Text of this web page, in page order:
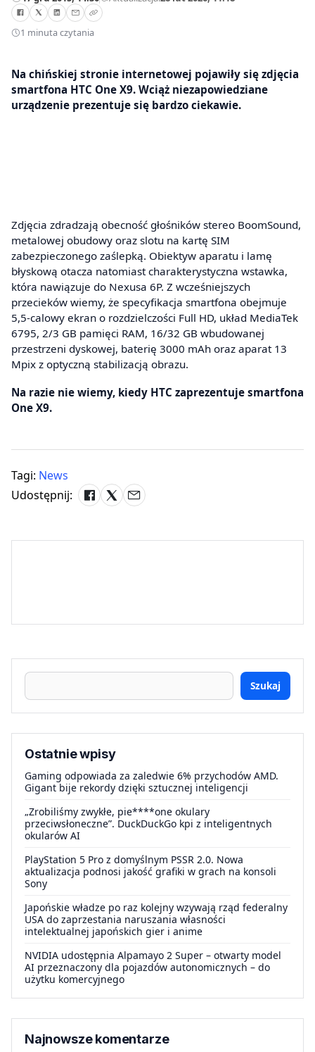
1 minuta czytania
Na chińskiej stronie internetowej pojawiły się zdjęcia
smartfona HTC One X9. Wciąż niezapowiedziane
urządzenie prezentuje się bardzo ciekawie.
Zdjęcia zdradzają obecność głośników stereo BoomSound,
metalowej obudowy oraz slotu na kartę SIM
zabezpieczonego zaślepką. Obiektyw aparatu i lamę
błyskową otacza natomiast charakterystyczna wstawka,
która nawiązuje do Nexusa 6P. Z wcześniejszych
przecieków wiemy, że specyfikacja smartfona obejmuje
5,5-calowy ekran o rozdzielczości Full HD, układ MediaTek
6795, 2/3 GB pamięci RAM, 16/32 GB wbudowanej
przestrzeni dyskowej, baterię 3000 mAh oraz aparat 13
Mpix z optyczną stabilizacją obrazu.
Na razie nie wiemy, kiedy HTC zaprezentuje smartfona
One X9.
Tagi: News
Udostępnij:
Szukaj
Ostatnie wpisy
Gaming odpowiada za zaledwie 6% przychodów AMD.
Gigant bije rekordy dzięki sztucznej inteligencji
„Zrobiliśmy zwykłe, pie****one okulary
przeciwsłoneczne”. DuckDuckGo kpi z inteligentnych
okularów AI
PlayStation 5 Pro z domyślnym PSSR 2.0. Nowa
aktualizacja podnosi jakość grafiki w grach na konsoli
Sony
Japońskie władze po raz kolejny wzywają rząd federalny
USA do zaprzestania naruszania własności
intelektualnej japońskich gier i anime
NVIDIA udostępnia Alpamayo 2 Super – otwarty model
AI przeznaczony dla pojazdów autonomicznych – do
użytku komercyjnego
Najnowsze komentarze